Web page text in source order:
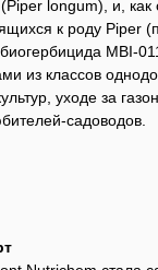
longum), и,
к роду Piper
MBI-
из классов
уходе за
садоводов.